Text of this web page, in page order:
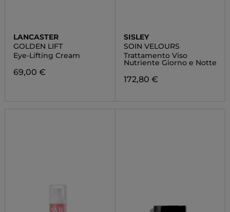
LANCASTER
GOLDEN LIFT
Eye-Lifting Cream
69,00 €
SISLEY
SOIN VELOURS
Trattamento Viso
Nutriente Giorno e Notte
172,80 €